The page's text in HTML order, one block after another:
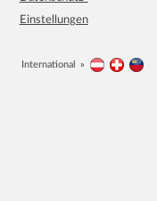
Einstellungen
International Österreich